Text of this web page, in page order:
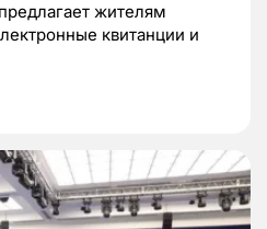
жителям
квитанции и